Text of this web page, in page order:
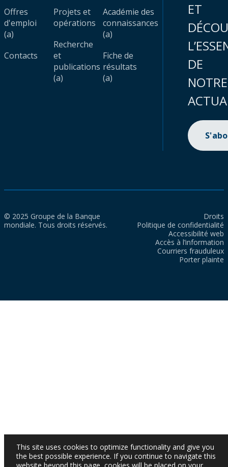
Offres
d'emploi
(a)
Contacts
Projets et
opérations
Recherche
et
publications
(a)
Académie des
connaissances
(a)
Fiche de
résultats
(a)
ET
DE
NOTRE
© 2025 Groupe de la Banque
mondiale. Tous droits réservés.
Droits
Politique de confidentialité
Accessibilité web
Accès à l’information
Courriers frauduleux
Porter plainte
This site uses cookies to optimize functionality and give you
the best possible experience. If you continue to navigate this